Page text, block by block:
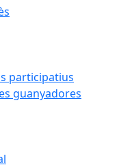
participatius
guanyadores